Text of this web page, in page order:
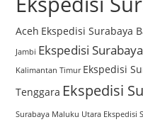
Aceh Ekspedisi Surabaya
Jambi Ekspedisi
Kalimantan Timur Ekspedisi
Tenggara Ekspedisi
Surabaya Maluku Utara Ekspedisi